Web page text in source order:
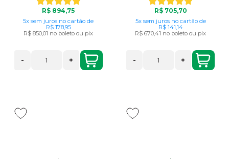
R$ 894,75
5x sem juros no cartão de
R$ 178,95
R$ 850,01 no boleto ou pix
- +
R$ 705,70
5x sem juros no cartãode
R$ 141,14
R$ 670,41 no boleto ou pix
- +